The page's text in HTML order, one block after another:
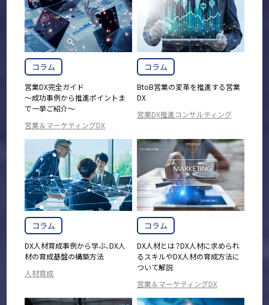
コラム
営業DX完全ガイド
～成功事例から推進ポイントま
で一挙ご紹介～
営業＆マーケティングDX
コラム
BtoB営業の変革を推進する営業
DX
営業DX推進コンサルティング
コラム
DX人材育成事例から学ぶ、DX人
材の育成基盤の構築方法
人材育成
コラム
DX人材とは？DX人材に求められ
るスキルやDX人材の育成方法に
ついて解説
営業＆マーケティングDX